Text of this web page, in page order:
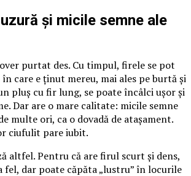
și micile semne ale
purtat des. Cu timpul, firele se pot
care e ținut mereu, mai ales pe burtă și
pluș cu fir lung, se poate încâlci ușor și
Dar are o mare calitate: micile semne
multe ori, ca o dovadă de atașament.
ciufulit pare iubit.
altfel. Pentru că are firul scurt și dens,
fel, dar poate căpăta „lustru” în locurile